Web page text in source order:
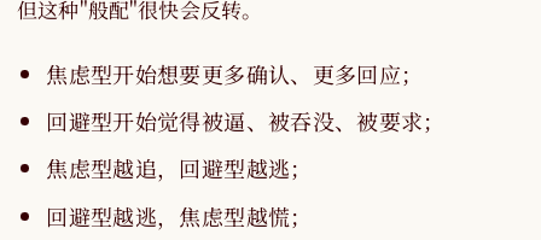
但这种"般配"很快会反转。
焦虑型开始想要更多确认、更多回应；
回避型开始觉得被逼、被吞没、被要求；
焦虑型越追，回避型越逃；
回避型越逃，焦虑型越慌；